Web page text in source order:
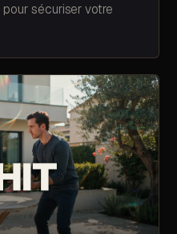
sécuriser votre